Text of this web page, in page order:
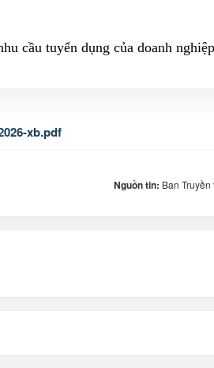
cầu tuyển dụng của doanh
xb.pdf
Nguồn tin: Ban